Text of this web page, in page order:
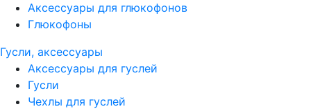
Аксессуары для глюкофонов
Глюкофоны
Гусли, аксессуары
Аксессуары для гуслей
Гусли
Чехлы для гуслей